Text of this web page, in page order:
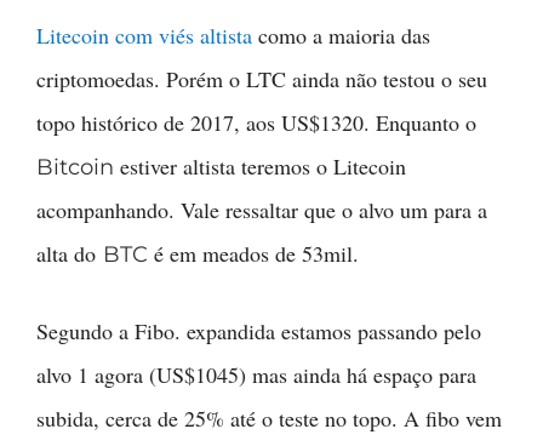
Litecoin com viés altista como a maioria das
criptomoedas. Porém o LTC ainda não testou o seu
topo histórico de 2017, aos US$1320. Enquanto o
Bitcoin estiver altista teremos o Litecoin
acompanhando. Vale ressaltar que o alvo um para a
alta do BTC é em meados de 53mil.
Segundo a Fibo. expandida estamos passando pelo
alvo 1 agora (US$1045) mas ainda há espaço para
subida, cerca de 25% até o teste no topo. A fibo vem